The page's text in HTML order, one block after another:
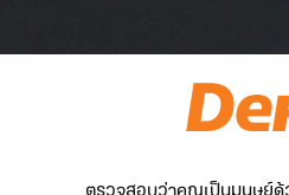
ตรวจสอบว่าคุณเป็นมนุษย์ด้